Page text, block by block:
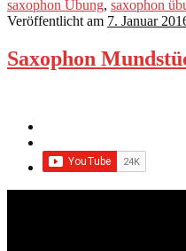
saxophon Übung, saxophon
Veröffentlicht am 7. Januar
Saxophon